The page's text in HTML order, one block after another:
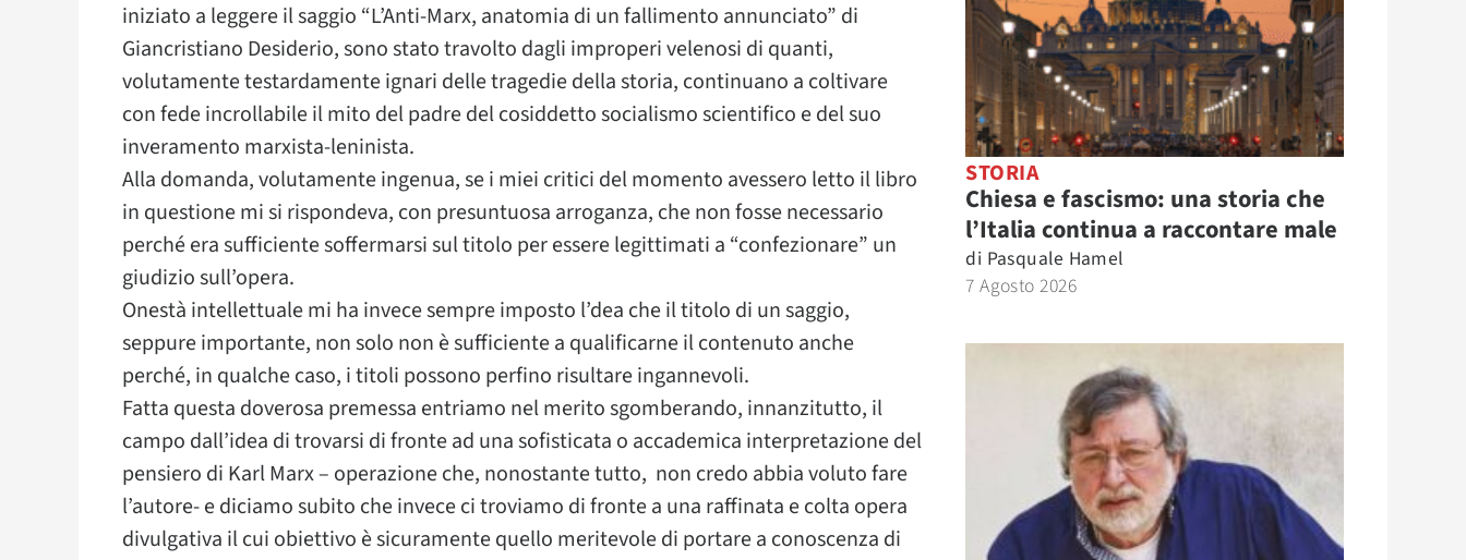
iniziato a leggere il saggio “L’Anti-Marx, anatomia di un fallimento annunciato” di
Giancristiano Desiderio, sono stato travolto dagli improperi velenosi di quanti,
volutamente testardamente ignari delle tragedie della storia, continuano a coltivare
con fede incrollabile il mito del padre del cosiddetto socialismo scientifico e del suo
inveramento marxista-leninista.
Alla domanda, volutamente ingenua, se i miei critici del momento avessero letto il libro
in questione mi si rispondeva, con presuntuosa arroganza, che non fosse necessario
perché era sufficiente soffermarsi sul titolo per essere legittimati a “confezionare” un
giudizio sull’opera.
Onestà intellettuale mi ha invece sempre imposto l’dea che il titolo di un saggio,
seppure importante, non solo non è sufficiente a qualificarne il contenuto anche
perché, in qualche caso, i titoli possono perfino risultare ingannevoli.
Fatta questa doverosa premessa entriamo nel merito sgomberando, innanzitutto, il
campo dall’idea di trovarsi di fronte ad una sofisticata o accademica interpretazione del
pensiero di Karl Marx – operazione che, nonostante tutto, non credo abbia voluto fare
l’autore- e diciamo subito che invece ci troviamo di fronte a una raffinata e colta opera
divulgativa il cui obiettivo è sicuramente quello meritevole di portare a conoscenza di
STORIA
Chiesa e fascismo: una storia che
l’Italia continua a raccontare male
di Pasquale Hamel
7 Agosto 2026